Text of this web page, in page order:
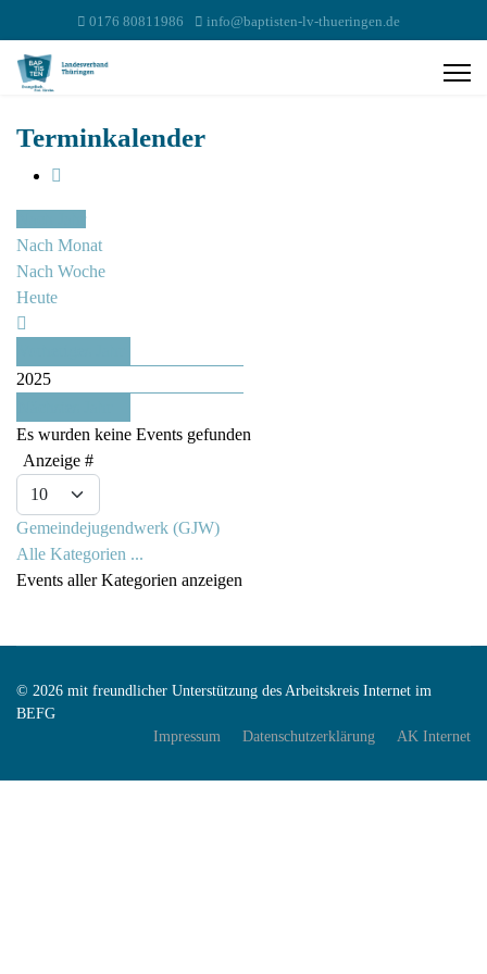
0176 80811986 info@baptisten-lv-thueringen.de
Terminkalender
Nach Monat
Nach Woche
Heute
2025
Es wurden keine Events gefunden
Limite der Paginierungsliste
Anzeige #
Gemeindejugendwerk (GJW)
Alle Kategorien ...
Events aller Kategorien anzeigen
© 2026 mit freundlicher Unterstützung des Arbeitskreis Internet im
BEFG
Impressum
Datenschutzerklärung AK Internet